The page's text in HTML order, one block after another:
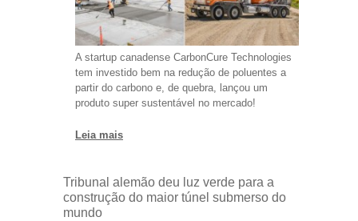
A startup canadense CarbonCure Technologies
tem investido bem na redução de poluentes a
partir do carbono e, de quebra, lançou um
produto super sustentável no mercado!
Leia mais
Tribunal alemão deu luz verde para a
construção do maior túnel submerso do
mundo